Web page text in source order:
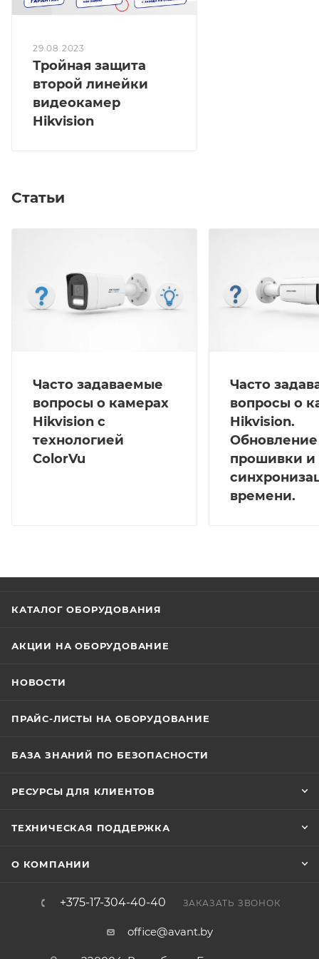
29.08.2023
Тройная защита
второй линейки
видеокамер
Hikvision
Статьи
Часто задаваемые
вопросы о камерах
Hikvision с
технологией
ColorVu
Часто
вопросы о
Hikvision.
Обновление
прошивки и
времени.
КАТАЛОГ ОБОРУДОВАНИЯ
АКЦИИ НА ОБОРУДОВАНИЕ
НОВОСТИ
ПРАЙС-ЛИСТЫ НА ОБОРУДОВАНИЕ
БАЗА ЗНАНИЙ ПО БЕЗОПАСНОСТИ
РЕСУРСЫ ДЛЯ КЛИЕНТОВ
ТЕХНИЧЕСКАЯ ПОДДЕРЖКА
О КОМПАНИИ
+375-17-304-40-40 ЗАКАЗАТЬ ЗВОНОК
office@avant.by